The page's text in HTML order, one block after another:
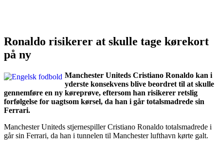
Ronaldo risikerer at skulle tage kørekort
på ny
Manchester Uniteds Cristiano Ronaldo kan i
yderste konsekvens blive beordret til at skulle
gennemføre en ny køreprøve, eftersom han risikerer retslig
forfølgelse for uagtsom kørsel, da han i går totalsmadrede sin
Ferrari.
Manchester Uniteds stjernespiller Cristiano Ronaldo totalsmadrede i
går sin Ferrari, da han i tunnelen til Manchester lufthavn kørte galt.